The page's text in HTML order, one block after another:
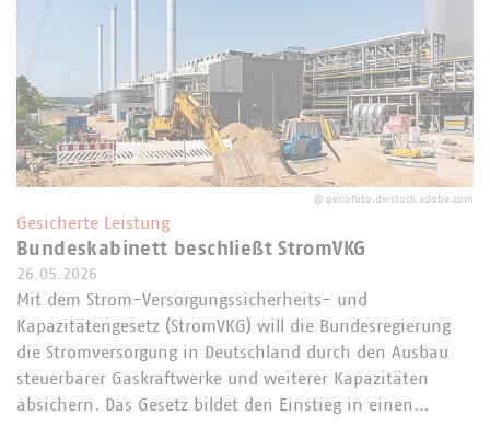
© penofoto.de/stock.adobe.com
Gesicherte Leistung
Bundeskabinett beschließt StromVKG
26.05.2026
Mit dem Strom-Versorgungssicherheits- und
Kapazitätengesetz (StromVKG) will die Bundesregierung
die Stromversorgung in Deutschland durch den Ausbau
steuerbarer Gaskraftwerke und weiterer Kapazitäten
absichern. Das Gesetz bildet den Einstieg in einen…